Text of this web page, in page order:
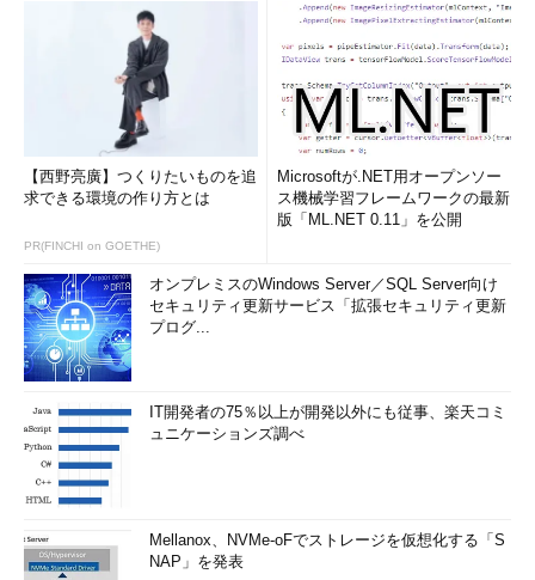
【西野亮廣】つくりたいものを追
求できる環境の作り方とは
PR(FINCHI on GOETHE)
Microsoftが.NET用オープンソー
ス機械学習フレームワークの最新
版「ML.NET 0.11」を公開
オンプレミスのWindows Server／SQL Server向け
セキュリティ更新サービス「拡張セキュリティ更新
プログ...
IT開発者の75％以上が開発以外にも従事、楽天コミ
ュニケーションズ調べ
Mellanox、NVMe-oFでストレージを仮想化する「S
NAP」を発表